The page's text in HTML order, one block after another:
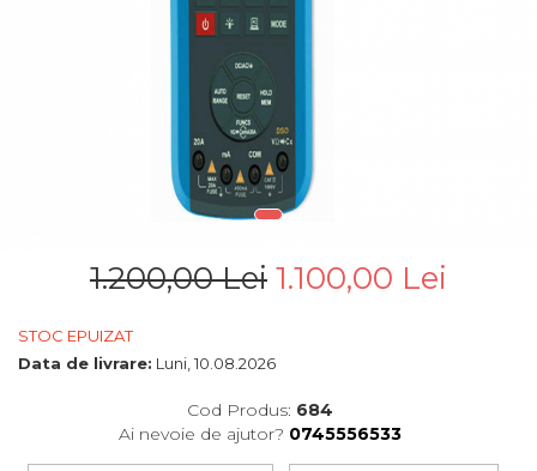
1.200,00 Lei 1.100,00 Lei
STOC EPUIZAT
Data de livrare: Luni, 10.08.2026
Cod Produs: 684
Ai nevoie de ajutor? 0745556533